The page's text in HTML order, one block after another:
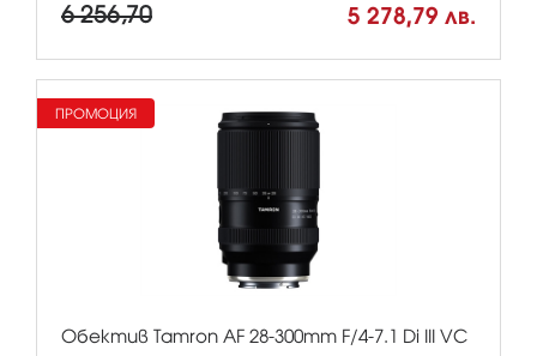
6 256,70 5 278,79 лв.
Обектив Tamron AF 28-300mm F/4-7.1 Di III VC
ПРОМОЦИЯ